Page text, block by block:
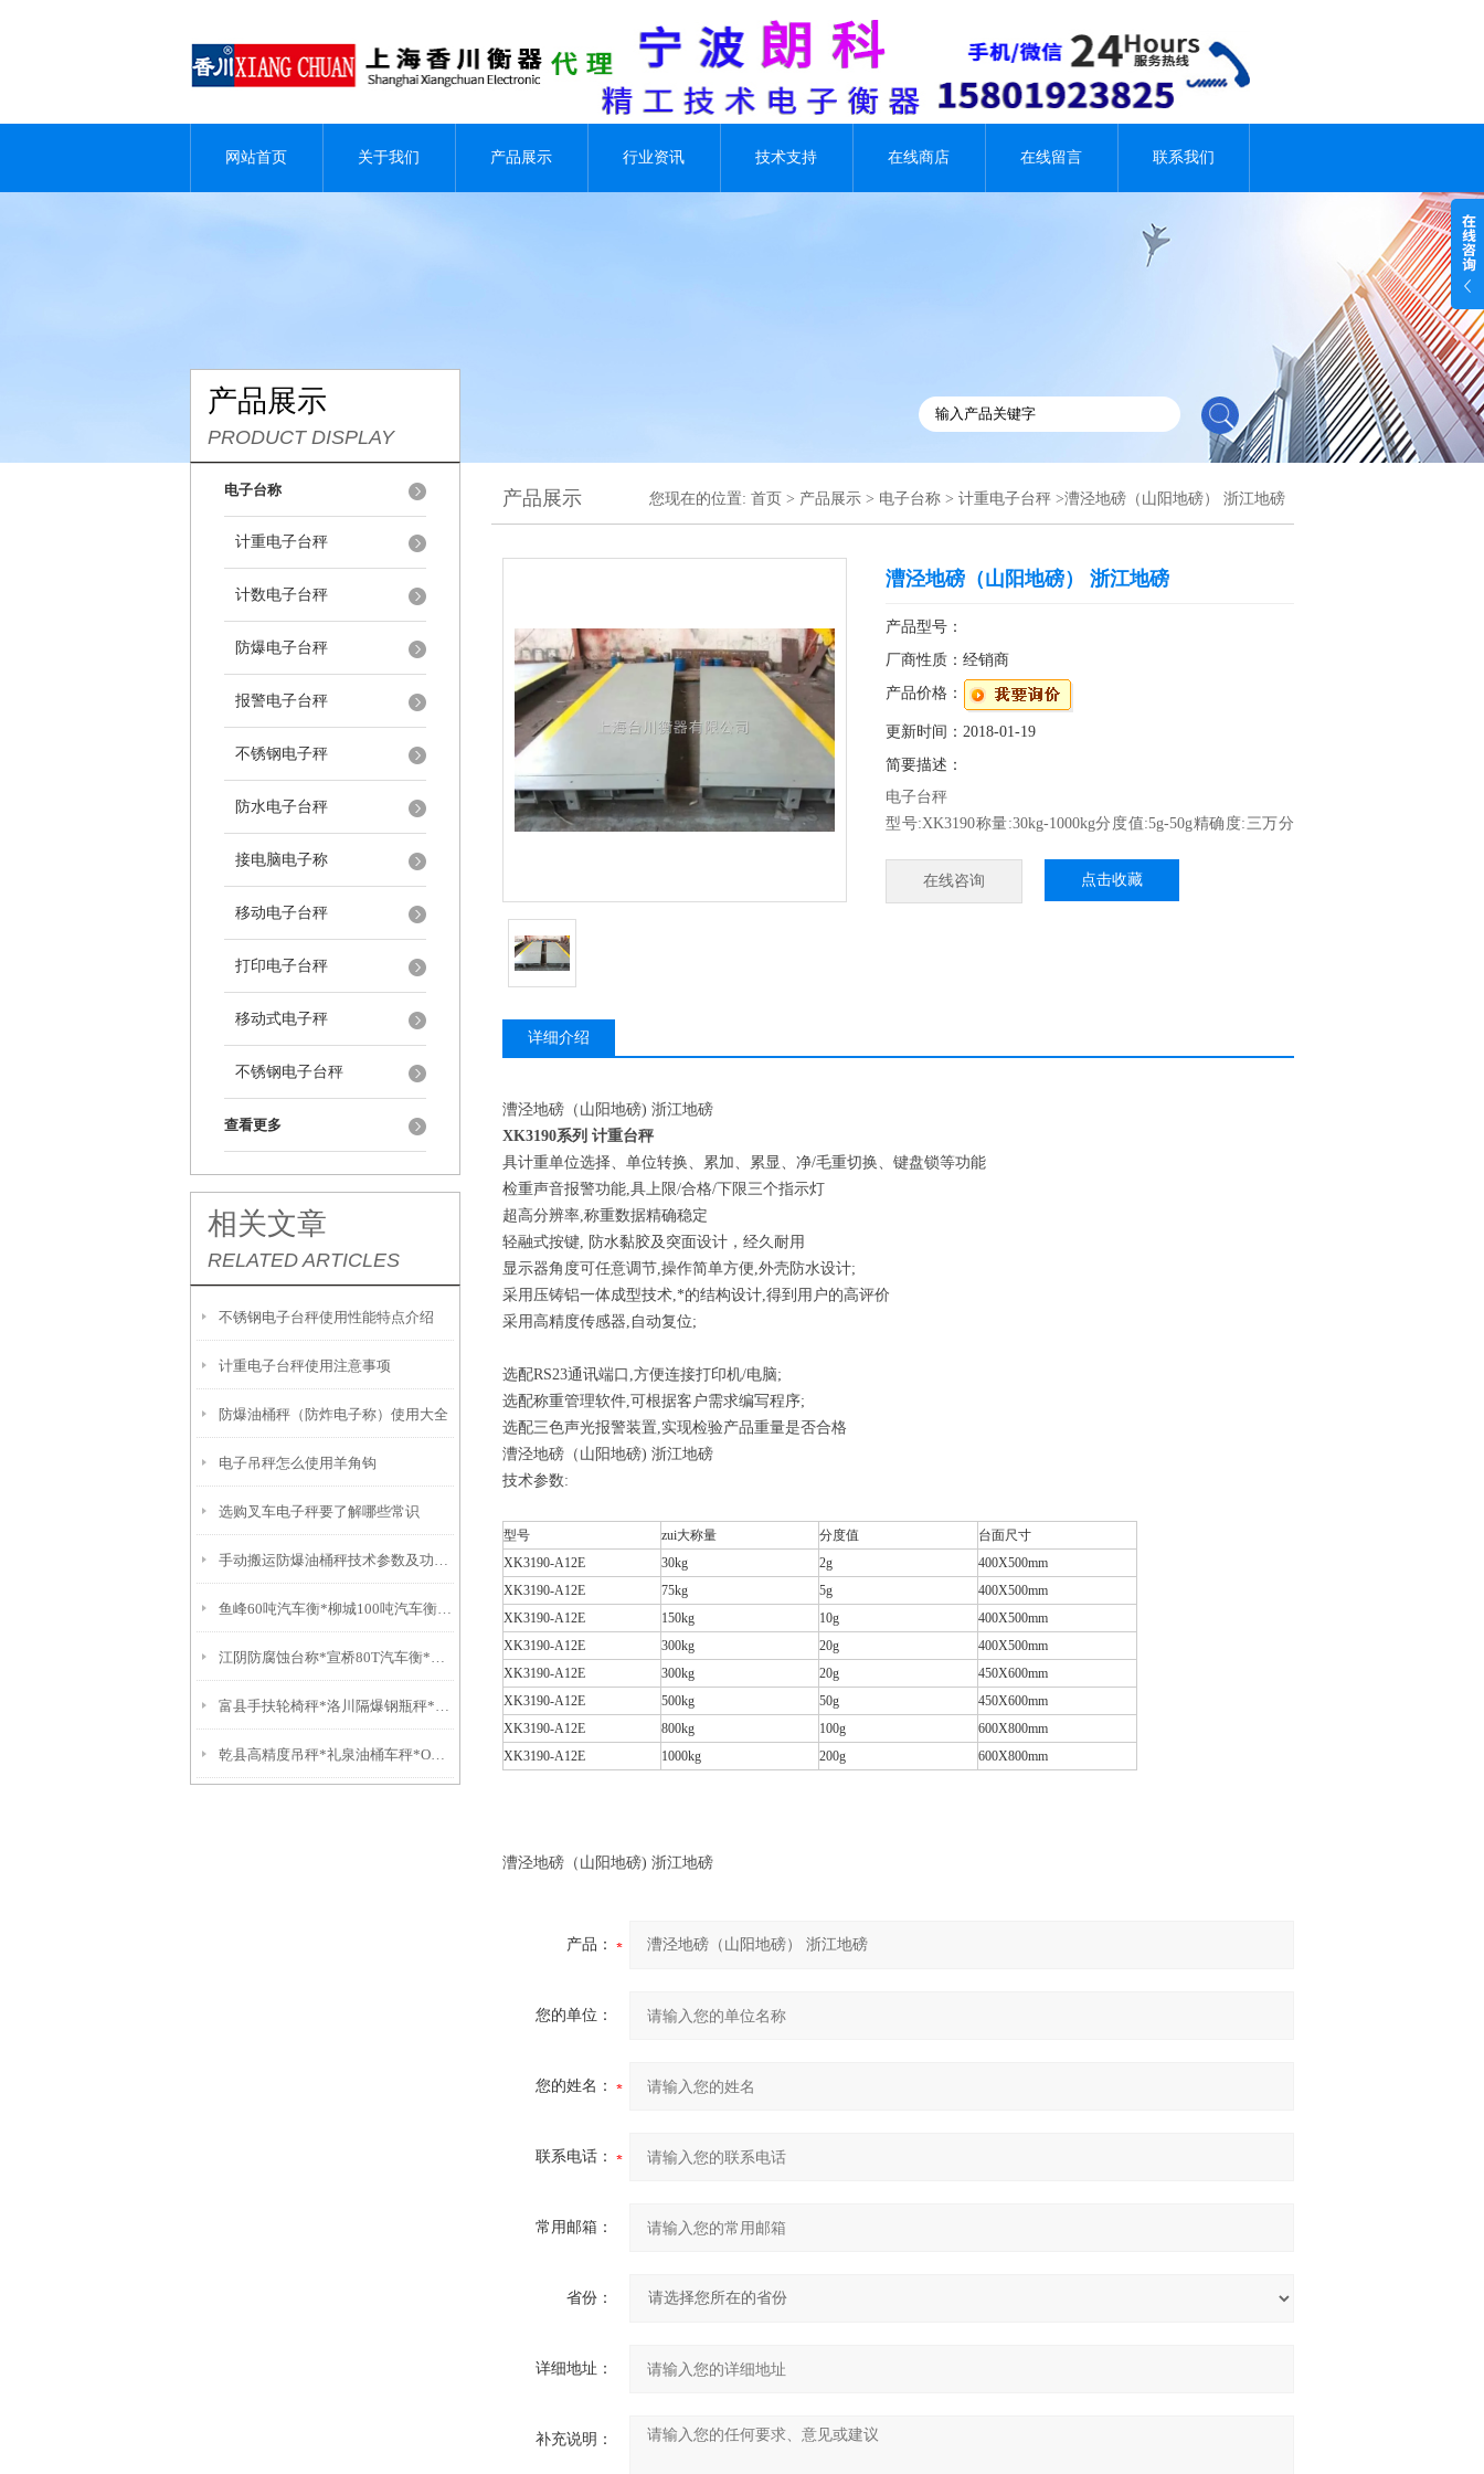
网站首页 关于我们 产品展示 行业资讯 技术支持 在线商店 在线留言 联系我们
产品展示
PRODUCT DISPLAY
电子台称
计重电子台秤
计数电子台秤
防爆电子台秤
报警电子台秤
不锈钢电子秤
防水电子台秤
接电脑电子称
移动电子台秤
打印电子台秤
移动式电子秤
不锈钢电子台秤
查看更多
相关文章
RELATED ARTICLES
不锈钢电子台秤使用性能特点介绍
计重电子台秤使用注意事项
防爆油桶秤（防炸电子称）使用大全
电子吊秤怎么使用羊角钩
选购叉车电子秤要了解哪些常识
手动搬运防爆油桶秤技术参数及功能特点
鱼峰60吨汽车衡*柳城100吨汽车衡8平远防爆磅秤*蕉岭汽车磅称
江阴防腐蚀台称*宣桥80T汽车衡*泗泾油桶车秤*杨行称重模块
富县手扶轮椅秤*洛川隔爆钢瓶秤*蓝田2T地磅*黄龙防爆电子台称
乾县高精度吊秤*礼泉油桶车秤*OMS智能电子称
产品展示 您现在的位置: 首页 > 产品展示 > 电子台称 > 计重电子台秤 >漕泾地磅（山阳地磅） 浙江地磅
漕泾地磅（山阳地磅） 浙江地磅
产品型号：
厂商性质：经销商
产品价格：
更新时间：2018-01-19
简要描述：
电子台秤
型号:XK3190称量:30kg-1000kg分度值:5g-50g精确度:三万分
（山阳地磅） 浙江地磅
在线咨询 点击收藏
详细介绍
漕泾地磅（山阳地磅) 浙江地磅
XK3190系列 计重台秤
具计重单位选择、单位转换、累加、累显、净/毛重切换、键盘锁等功能
检重声音报警功能,具上限/合格/下限三个指示灯
超高分辨率,称重数据精确稳定
轻融式按键, 防水黏胶及突面设计，经久耐用
显示器角度可任意调节,操作简单方便,外壳防水设计;
采用压铸铝一体成型技术,*的结构设计,得到用户的高评价
采用高精度传感器,自动复位;
选配RS23通讯端口,方便连接打印机/电脑;
选配称重管理软件,可根据客户需求编写程序;
选配三色声光报警装置,实现检验产品重量是否合格
漕泾地磅（山阳地磅) 浙江地磅
技术参数:
型号 zui大称量 分度值
台面尺寸
XK3190-A12E
30kg 2g
400X500mm
XK3190-A12E
75kg 5g
400X500mm
XK3190-A12E
150kg 10g
400X500mm
XK3190-A12E
300kg 20g
400X500mm
XK3190-A12E
300kg 20g
450X600mm
XK3190-A12E
500kg 50g
450X600mm
XK3190-A12E
800kg 100g
600X800mm
XK3190-A12E
1000kg 200g 600X800mm
漕泾地磅（山阳地磅) 浙江地磅
产品：
您的单位：
您的姓名：
联系电话：
常用邮箱：
省份：
详细地址：
补充说明：